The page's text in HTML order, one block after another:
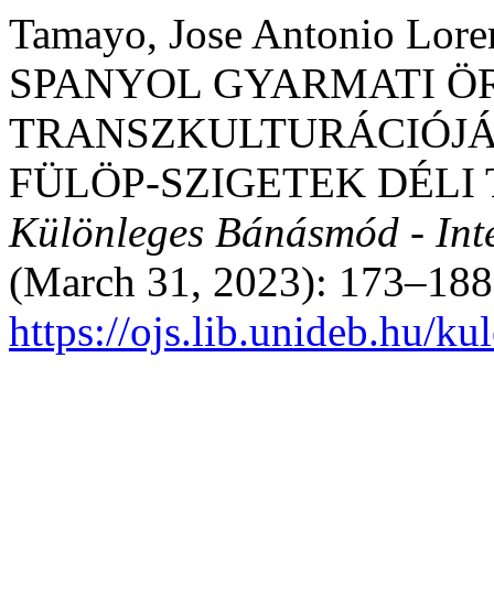
Tamayo, Jose Antonio
SPANYOL GYARMATI
FÜLÖP-SZIGETEK DÉLI
Különleges Bánásmód -
(March 31, 2023):
https://ojs.lib.unideb.hu/